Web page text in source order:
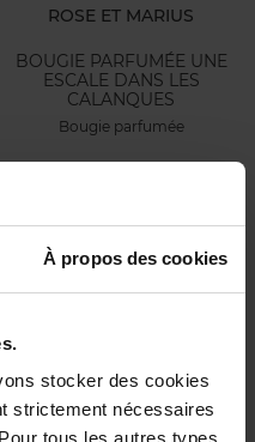
À propos des cookies
stocker des cookies
strictement nécessaires
tous les autres types
ROSE ET MARIUS
BOUGIE PARFUMÉE UNE
ESCALE DANS LES
CALANQUES
Bougie parfumée
ROSE ET MARIUS